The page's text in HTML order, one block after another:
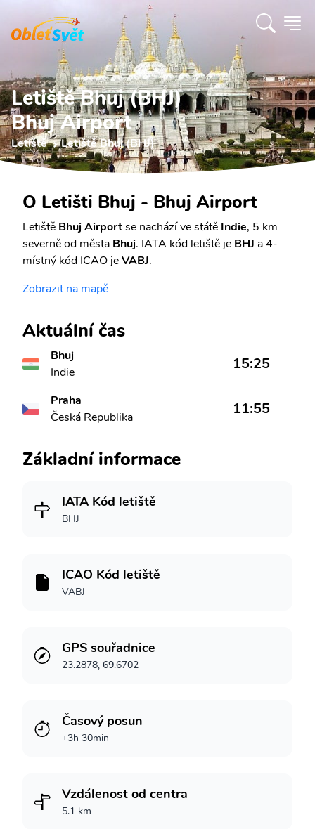
Letiště Bhuj (BHJ)
Bhuj Airport
Letiště Letiště Bhuj (BHJ)
O Letišti Bhuj - Bhuj Airport
Letiště Bhuj Airportse nachází ve státě Indie, 5 km
severně od města Bhuj. IATA kód letiště je BHJ a 4-
místný kód ICAO jeVABJ.
Zobrazit na mapě
Aktuální čas
Bhuj
Indie
15:25
Praha
Česká Republika
11:55
Základní informace
IATA Kód letiště
BHJ
ICAO Kód letiště
VABJ
GPS souřadnice
23.2878, 69.6702
Časový posun
+3h 30min
Vzdálenost od centra
5.1 km